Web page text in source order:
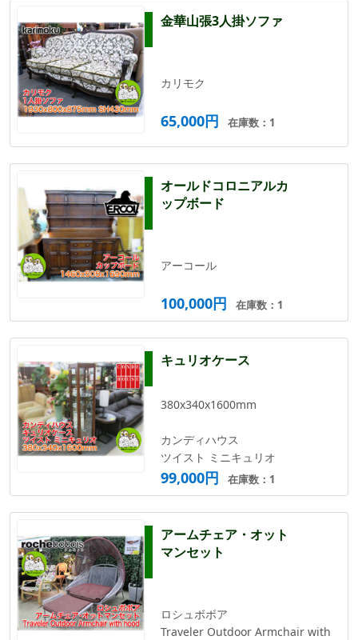
金華山張3人掛ソファ
カリモク
65,000円 在庫数：1
オールドコロニアルカ
ップボード
アーコール
100,000円 在庫数：1
キュリオケース
380x340x1600mm
カンディハウス
ツイスト ミニキュリオ
99,000円 在庫数：1
アームチェア・オット
マンセット
ロシュボボア
Traveler Outdoor Armchair with